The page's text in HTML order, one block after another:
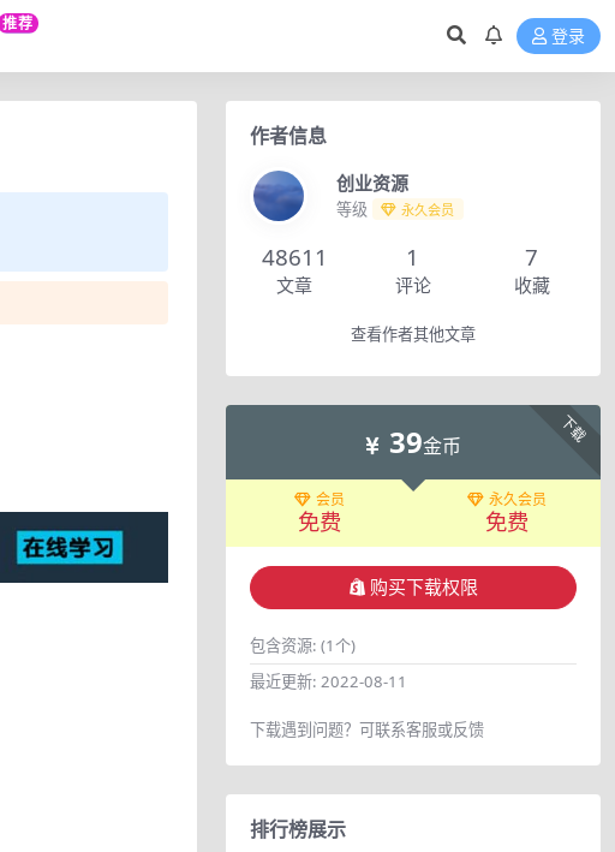
推荐
登录
作者信息
创业资源
等级 永久会员
48611
文章
1
评论
7
收藏
查看作者其他文章
下载
39金币
会员
免费
永久会员
免费
购买下载权限
包含资源: (1个)
最近更新: 2022-08-11
下载遇到问题？可联系客服或反馈
排行榜展示